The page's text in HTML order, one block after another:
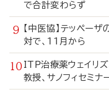
で合計変わらず
【中医協】テッペ
対で、11月から
ITP治療薬ウェイリ
教授、サノフィセミナ